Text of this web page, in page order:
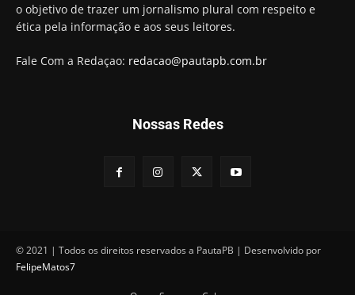
o objetivo de trazer um jornalismo plural com respeito e
ética pela informação e aos seus leitores.
Fale Com a Redaçao: redacao@pautapb.com.br
Nossas Redes
© 2021 | Todos os direitos reservados a PautaPB | Desenvolvido por
FelipeMatos7